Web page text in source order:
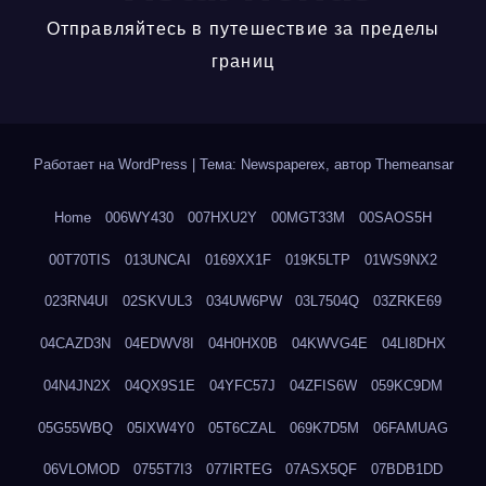
Отправляйтесь в путешествие за пределы
границ
Работает на WordPress Тема: Newspaperex, автор Themeansar
Home 006WY430 007HXU2Y 00MGT33M 00SAOS5H
00T70TIS 013UNCAI 0169XX1F 019K5LTP 01WS9NX2
023RN4UI 02SKVUL3 034UW6PW 03L7504Q 03ZRKE69
04CAZD3N 04EDWV8I 04H0HX0B 04KWVG4E 04LI8DHX
04N4JN2X 04QX9S1E 04YFC57J 04ZFIS6W 059KC9DM
05G55WBQ 05IXW4Y0 05T6CZAL 069K7D5M 06FAMUAG
06VLOMOD 0755T7I3 077IRTEG 07ASX5QF 07BDB1DD